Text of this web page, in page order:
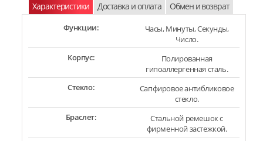
Характеристики Доставка и оплата Обмен и возврат
Функции:
Часы, Минуты, Секунды,
Число.
Корпус:
Полированная
гипоаллергенная сталь.
Стекло:
Сапфировое антибликовое
стекло.
Браслет:
Стальной ремешок с
фирменной застежкой.